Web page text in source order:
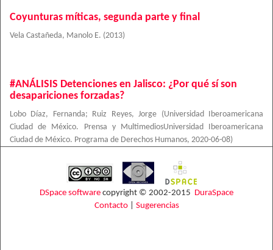
Coyunturas míticas, segunda parte y final
Vela Castañeda, Manolo E. (2013)
#ANÁLISIS Detenciones en Jalisco: ¿Por qué sí son
desapariciones forzadas?
Lobo Díaz, Fernanda; Ruiz Reyes, Jorge (Universidad Iberoamericana
Ciudad de México. Prensa y MultimediosUniversidad Iberoamericana
Ciudad de México. Programa de Derechos Humanos, 2020-06-08)
DSpace software copyright © 2002-2015 DuraSpace
Contacto| Sugerencias